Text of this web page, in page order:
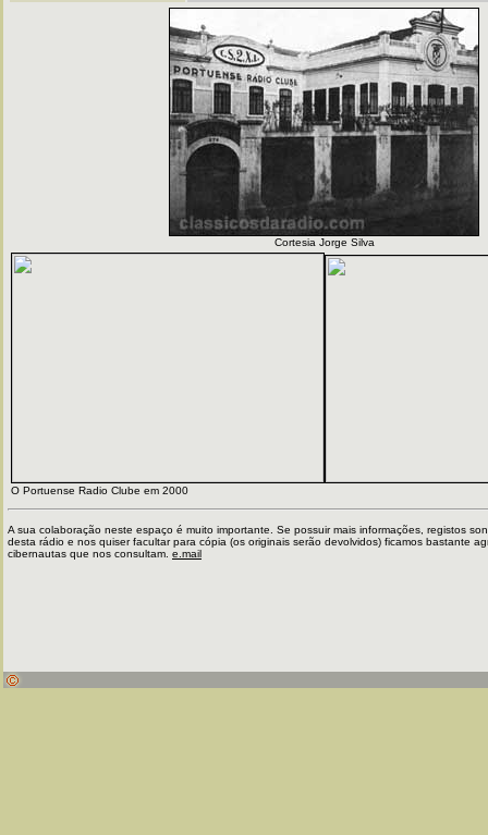
Cortesia Jorge Silva
O Portuense Radio Clube em 2000
A sua colaboração neste espaço é muito importante. Se possuir mais informações, registos
desta rádio e nos quiser facultar para cópia (os originais serão devolvidos) ficamos bastante
cibernautas que nos consultam. e.mail